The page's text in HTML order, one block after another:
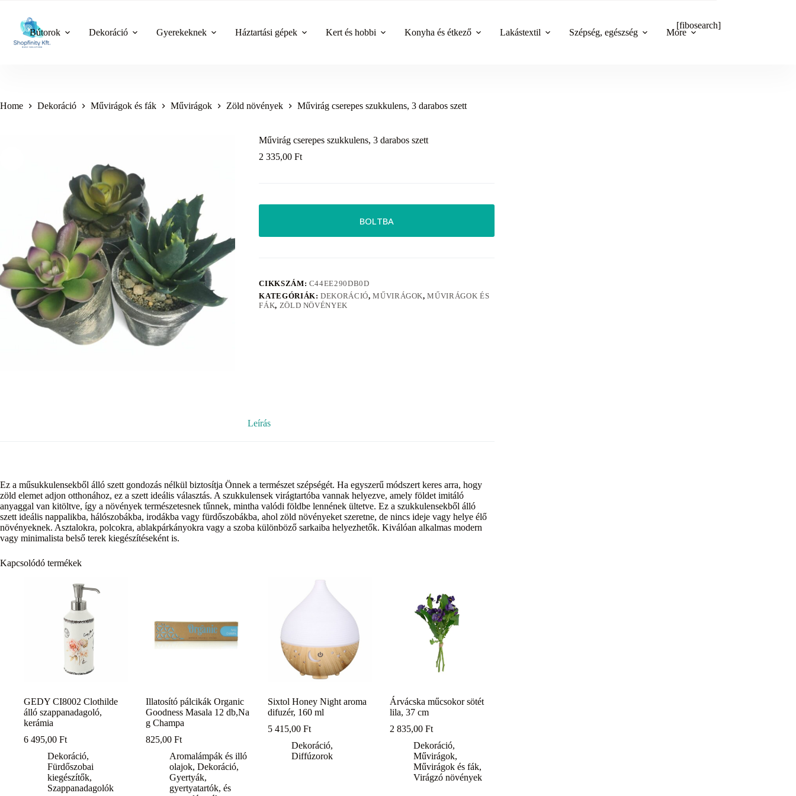
content
Bútorok Dekoráció Gyerekeknek Háztartási gépek Kert és hobbi Konyha és étkező Lakástextil Szépség, egészség More
[fibosearch]
Home Dekoráció Művirágok és fák Művirágok Zöld növények Művirág cserepes szukkulens, 3 darabos szett
Művirág cserepes szukkulens, 3 darabos szett
2 335,00Ft
BOLTBA
CIKKSZÁM: C44EE290DB0D
KATEGÓRIÁK:DEKORÁCIÓ,MŰVIRÁGOK,MŰVIRÁGOK ÉS
FÁK, ZÖLD NÖVÉNYEK
Leírás
Ez a műsukkulensekből álló szett gondozás nélkül biztosítja Önnek a természet szépségét. Ha egyszerű módszert keres arra, hogy
zöld elemet adjon otthonához, ez a szett ideális választás. A szukkulensek virágtartóba vannak helyezve, amely földet imitáló
anyaggal van kitöltve, így a növények természetesnek tűnnek, mintha valódi földbe lennének ültetve. Ez a szukkulensekből álló
szett ideális nappalikba, hálószobákba, irodákba vagy fürdőszobákba, ahol zöld növényeket szeretne, de nincs ideje vagy helye élő
növényeknek. Asztalokra, polcokra, ablakpárkányokra vagy a szoba különböző sarkaiba helyezhetők. Kiválóan alkalmas modern
vagy minimalista belső terek kiegészítéseként is.
Kapcsolódó termékek
GEDY CI8002 Clothilde
álló szappanadagoló,
kerámia
6 495,00 Ft
Dekoráció,
Fürdőszobai
kiegészítők,
Szappanadagolók
Illatosító pálcikák Organic
Goodness Masala 12 db,Na
g Champa
825,00Ft
Aromalámpák és illó
olajok,Dekoráció,
Gyertyák,
gyertyatartók, és
Sixtol Honey Night aroma
difuzér, 160 ml
5 415,00Ft
Dekoráció,
Diffúzorok
Árvácska műcsokor sötét
lila, 37 cm
2 835,00Ft
Dekoráció,
Művirágok,
Művirágok és fák,
Virágzó növények